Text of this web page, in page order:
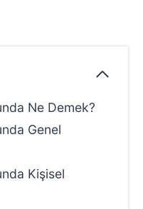
Ne Demek?
Genel
Kişisel